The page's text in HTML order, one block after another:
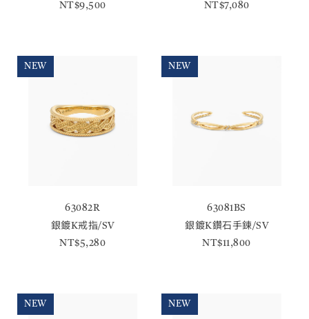
NT$9,500
NT$7,080
NEW
63082R
銀鍍K戒指/SV
NT$5,280
NEW
63081BS
銀鍍K鑽石手鍊/SV
NT$11,800
NEW NEW